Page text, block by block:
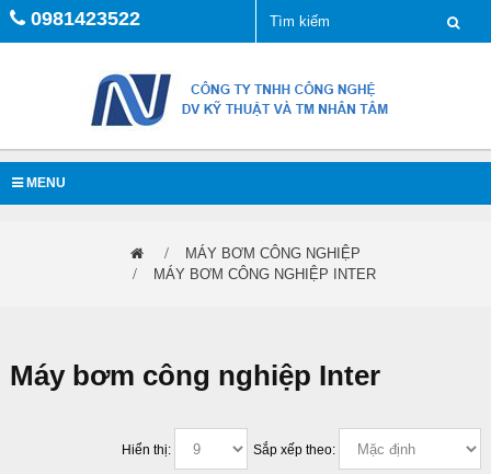
0981423522
MENU
MÁY BƠM CÔNG NGHIỆP
MÁY BƠM CÔNG NGHIỆP INTER
Máy bơm công nghiệp Inter
Sắp xếp theo:
Hiển thị: